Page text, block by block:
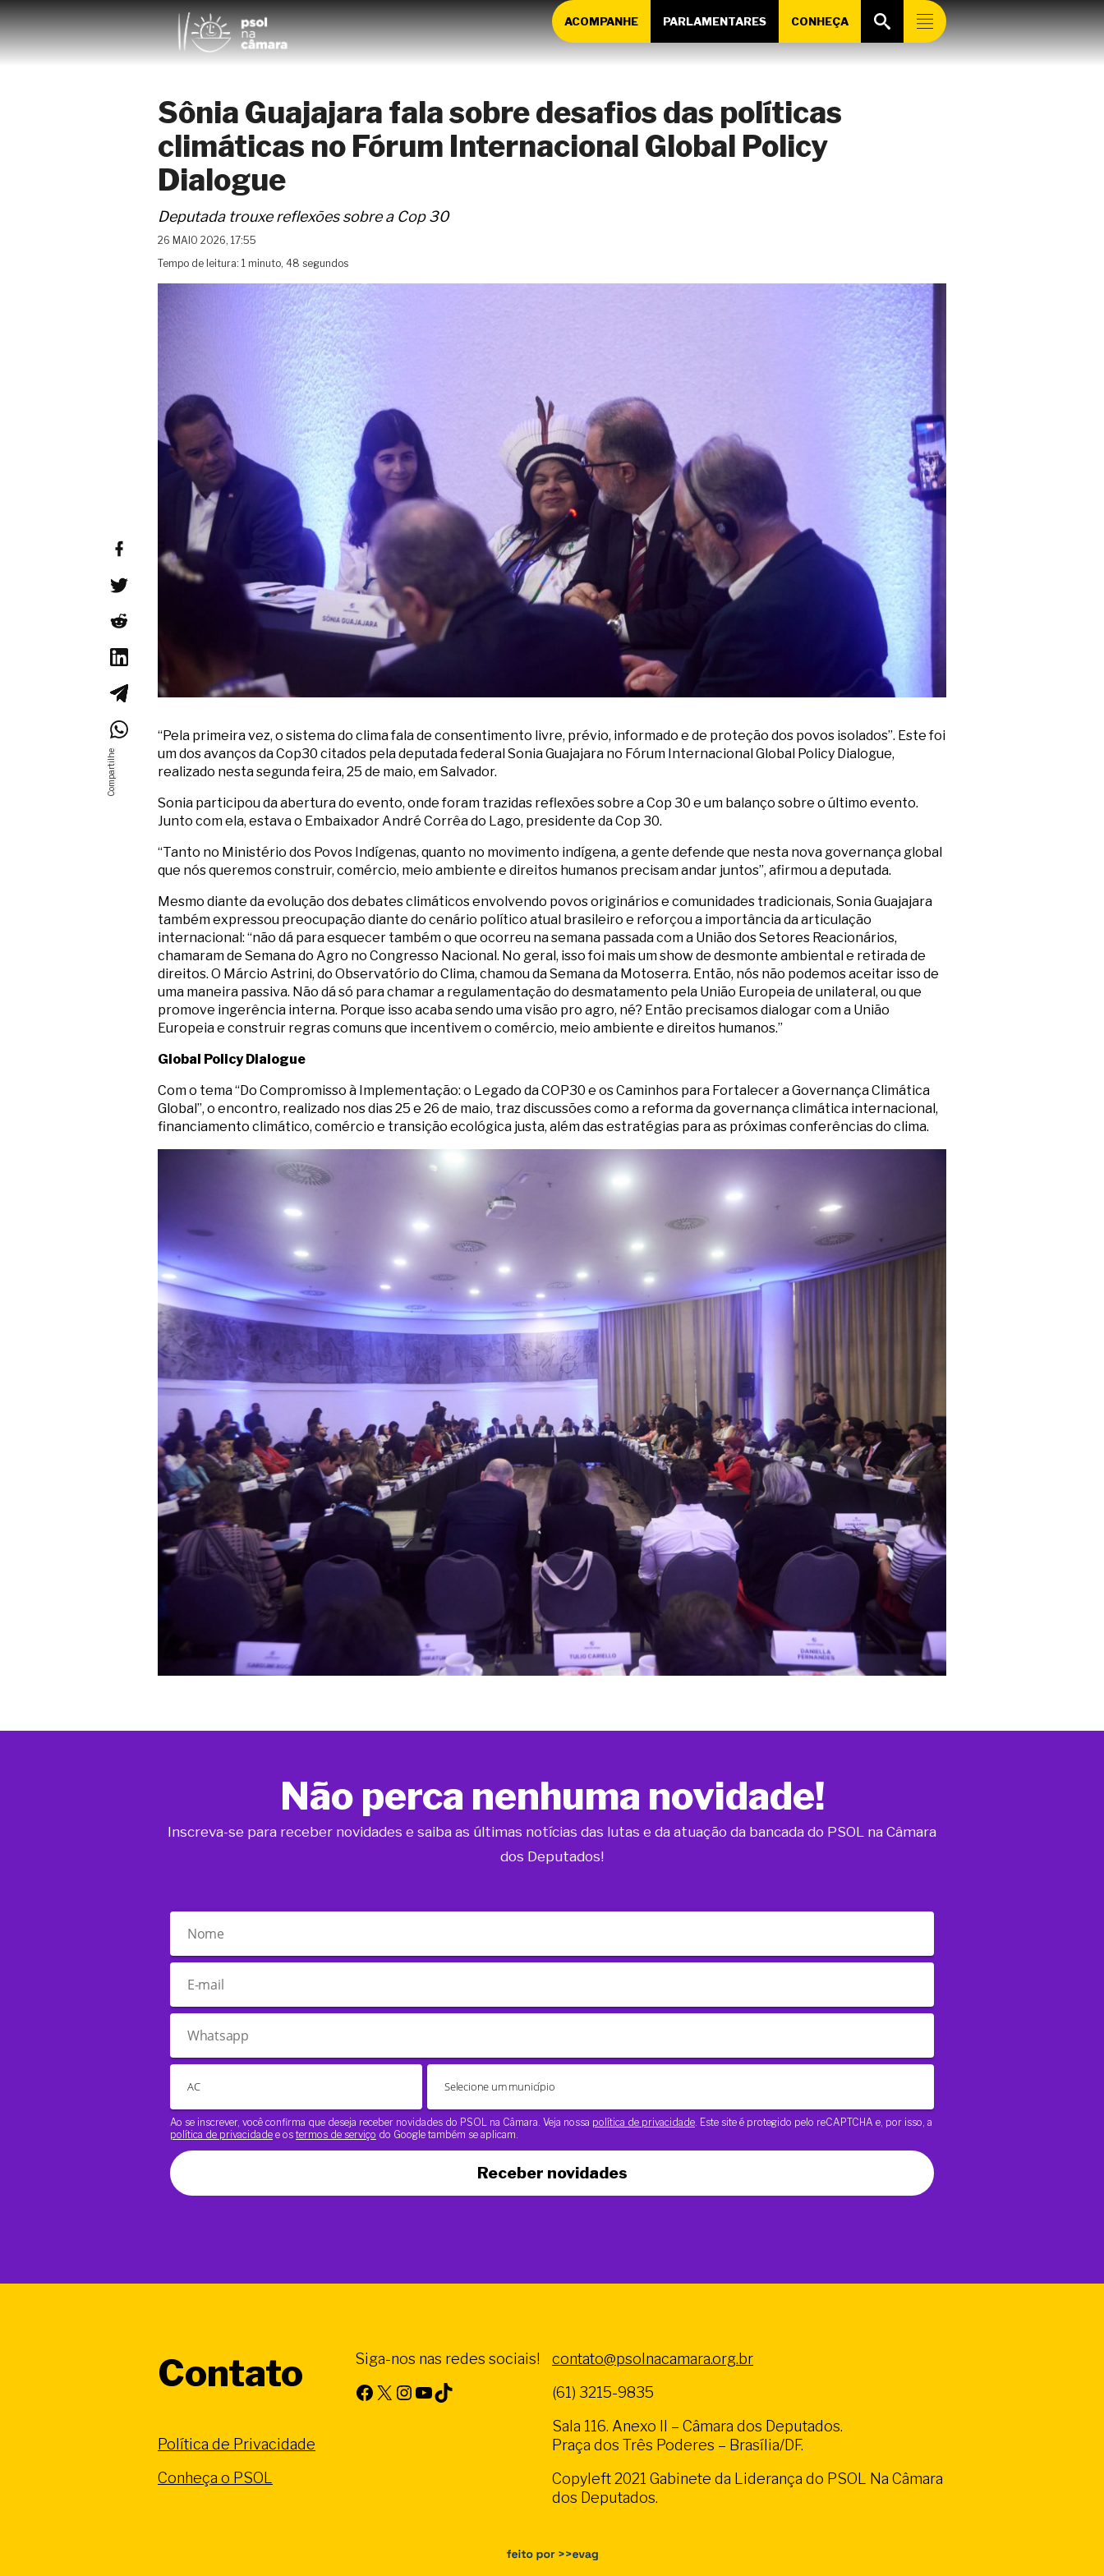
ACOMPANHE PARLAMENTARES CONHEÇA
Sônia Guajajara fala sobre desafios das políticas
climáticas no Fórum Internacional Global Policy
Dialogue
Deputada trouxe reflexões sobre a Cop 30
26 MAIO 2026, 17:55
Tempo de leitura: 1 minuto, 48 segundos
“Pela primeira vez, o sistema do clima fala de consentimento livre, prévio, informado e de proteção dos povos isolados”. Este foi
um dos avanços da Cop30 citados pela deputada federal Sonia Guajajara no Fórum Internacional Global Policy Dialogue,
realizado nesta segunda feira, 25 de maio, em Salvador.
Sonia participou da abertura do evento, onde foram trazidas reflexões sobre a Cop 30 e um balanço sobre o último evento.
Junto com ela, estava o Embaixador André Corrêa do Lago, presidente da Cop 30.
“Tanto no Ministério dos Povos Indígenas, quanto no movimento indígena, a gente defende que nesta nova governança global
que nós queremos construir, comércio, meio ambiente e direitos humanos precisam andar juntos”, afirmou a deputada.
Mesmo diante da evolução dos debates climáticos envolvendo povos originários e comunidades tradicionais, Sonia Guajajara
também expressou preocupação diante do cenário político atual brasileiro e reforçou a importância da articulação
internacional: “não dá para esquecer também o que ocorreu na semana passada com a União dos Setores Reacionários,
chamaram de Semana do Agro no Congresso Nacional. No geral, isso foi mais um show de desmonte ambiental e retirada de
direitos. O Márcio Astrini, do Observatório do Clima, chamou da Semana da Motoserra. Então, nós não podemos aceitar isso de
uma maneira passiva. Não dá só para chamar a regulamentação do desmatamento pela União Europeia de unilateral, ou que
promove ingerência interna. Porque isso acaba sendo uma visão pro agro, né? Então precisamos dialogar com a União
Europeia e construir regras comuns que incentivem o comércio, meio ambiente e direitos humanos.”
Global Policy Dialogue
Com o tema “Do Compromisso à Implementação: o Legado da COP30 e os Caminhos para Fortalecer a Governança Climática
Global”, o encontro, realizado nos dias 25 e 26 de maio, traz discussões como a reforma da governança climática internacional,
financiamento climático, comércio e transição ecológica justa, além das estratégias para as próximas conferências do clima.
Não perca nenhuma novidade!
Inscreva-se para receber novidades e saiba as últimas notícias das lutas e da atuação da bancada do PSOL na Câmara
dos Deputados!
Ao se inscrever, você confirma que deseja receber novidades do PSOL na Câmara. Veja nossa política de privacidade . Este site é protegido pelo reCAPTCHA e, por isso, a
política de privacidade e os termos de serviço do Google também se aplicam.
Receber novidades
Contato
Política de Privacidade
Conheça o PSOL
Siga-nos nas redes sociais!
Facebook X Instagram Youtube TikTok
contato@psolnacamara.org.br
(61) 3215-9835
Sala 116. Anexo II – Câmara dos Deputados.
Praça dos Três Poderes – Brasília/DF.
Copyleft 2021 Gabinete da Liderança do PSOL Na Câmara
dos Deputados.